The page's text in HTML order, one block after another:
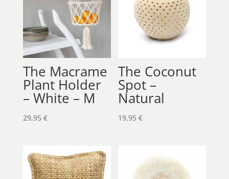
The Macrame
Plant Holder
– White – M
29,95 €
The Coconut
Spot –
Natural
19,95€